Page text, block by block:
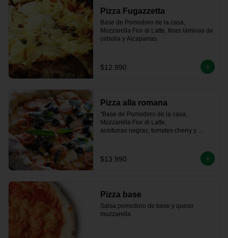
Pizza Fugazzetta
Base de Pomodoro de la casa,
Mozzarella Fior di Latte, finas láminas de
cebolla y Alcaparras.
$12.990
Pizza alla romana
"Base de Pomodoro de la casa,
Mozzarella Fior di Latte,
aceitunas negras, tomates cherry y
$13.990
Pizza base
Salsa pomodoro de base y queso
mozzarella.